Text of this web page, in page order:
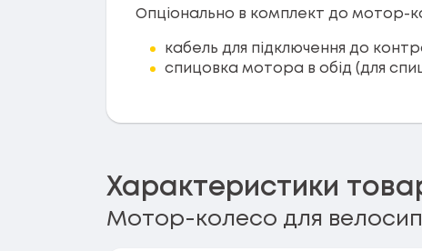
Опціонально в комплект до мотор-
кабель для підключення до
спицовка мотора в обід (для
Характеристики
Мотор-колесо для